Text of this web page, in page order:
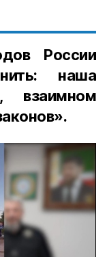
России
наша